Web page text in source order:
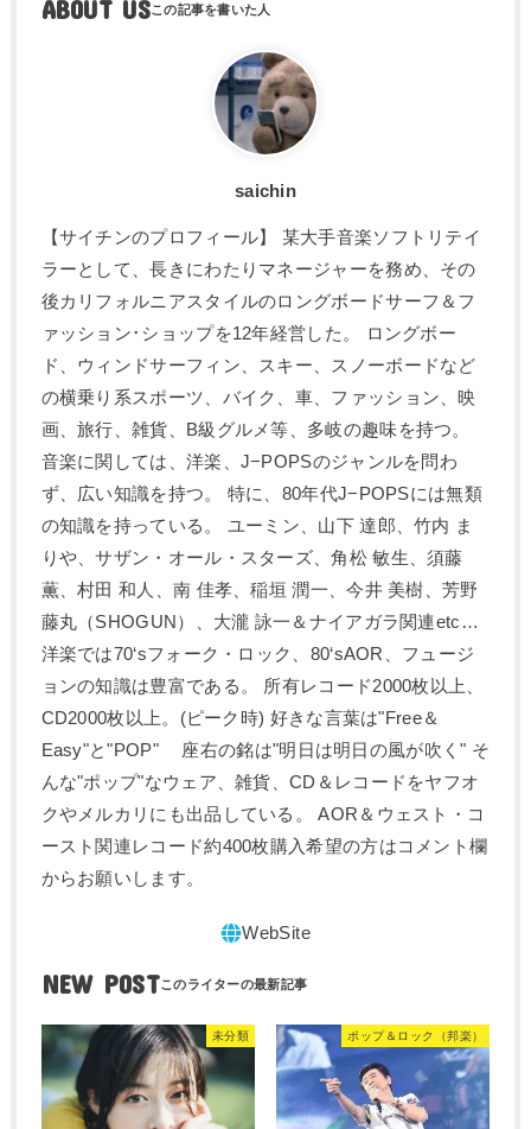
ABOUT US
saichin
【サイチンのプロフィール】 某大手音楽ソフトリテイ
ラーとして、長きにわたりマネージャーを務め、その
後カリフォルニアスタイルのロングボードサーフ＆フ
ァッション･ショップを12年経営した。 ロングボー
ド、ウィンドサーフィン、スキー、スノーボードなど
の横乗り系スポーツ、バイク、車、ファッション、映
画、旅行、雑貨、B級グルメ等、多岐の趣味を持つ。
音楽に関しては、洋楽、J−POPSのジャンルを問わ
ず、広い知識を持つ。 特に、80年代J−POPSには無類
の知識を持っている。 ユーミン、山下 達郎、竹内 ま
りや、サザン・オール・スターズ、角松 敏生、須藤
薫、村田 和人、南 佳孝、稲垣 潤一、今井 美樹、芳野
藤丸（SHOGUN）、大瀧 詠一＆ナイアガラ関連etc…
洋楽では70‘sフォーク・ロック、80‘sAOR、フュージ
ョンの知識は豊富である。 所有レコード2000枚以上、
CD2000枚以上。(ピーク時) 好きな言葉は"Free＆
Easy"と"POP" 座右の銘は"明日は明日の風が吹く" そ
んな"ポップ"なウェア、雑貨、CD＆レコードをヤフオ
クやメルカリにも出品している。 AOR＆ウェスト・コ
ースト関連レコード約400枚購入希望の方はコメント欄
からお願いします。
NEW POST
未分類 ポップ＆ロック（邦楽）